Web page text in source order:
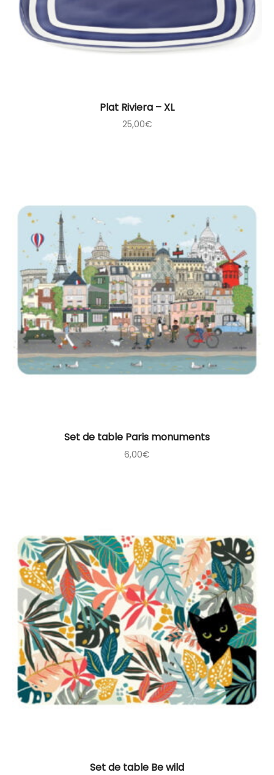
Plat Riviera – XL
25,00€
Set de table Paris monuments
6,00€
Set de table Be wild